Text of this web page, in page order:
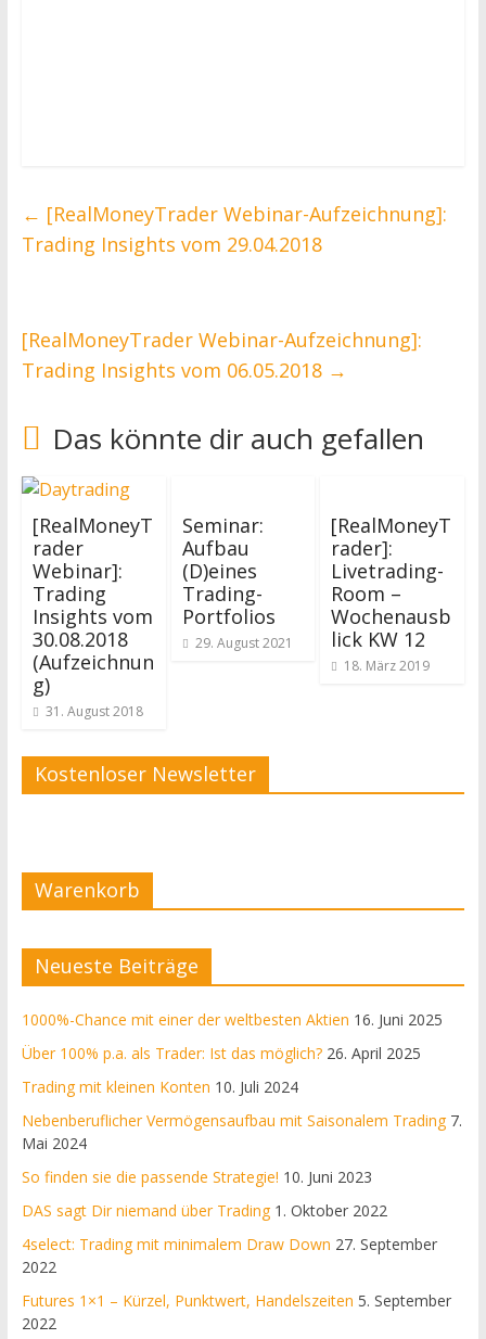
← [RealMoneyTrader Webinar-Aufzeichnung]:
Trading Insights vom 29.04.2018
[RealMoneyTrader Webinar-Aufzeichnung]:
Trading Insights vom 06.05.2018 →
Das könnte dir auch gefallen
[RealMoneyT
rader
Webinar]:
Trading
Insights vom
30.08.2018
(Aufzeichnun
g)
31. August 2018
Seminar:
Aufbau
(D)eines
Trading-
Portfolios
29. August 2021
[RealMoneyT
rader]:
Livetrading-
Room –
Wochenausb
lick KW 12
18. März 2019
Kostenloser Newsletter
Warenkorb
Neueste Beiträge
1000%-Chance mit einer der weltbesten Aktien 16. Juni 2025
Über 100% p.a. als Trader: Ist das möglich? 26. April 2025
Trading mit kleinen Konten 10. Juli 2024
Nebenberuflicher Vermögensaufbau mit Saisonalem Trading 7.
Mai 2024
So finden sie die passende Strategie! 10. Juni 2023
DAS sagt Dir niemand über Trading 1. Oktober 2022
4select: Trading mit minimalem Draw Down 27. September
2022
Futures 1×1 – Kürzel, Punktwert, Handelszeiten 5. September
2022